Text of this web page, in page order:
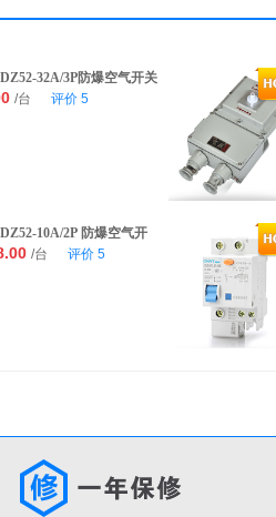
32A/3P防爆空气开关
/台 评价 5
10A/2P 防爆空气开
/台 评价 5